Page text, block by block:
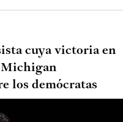
cuya victoria en
Michigan
los demócratas